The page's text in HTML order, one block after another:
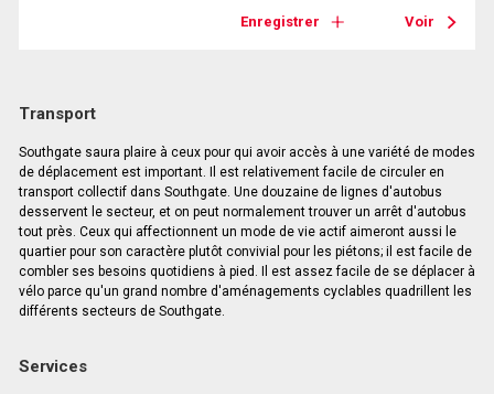
Enregistrer Voir
Transport
Southgate saura plaire à ceux pour qui avoir accès à une variété de modes
de déplacement est important. Il est relativement facile de circuler en
transport collectif dans Southgate. Une douzaine de lignes d'autobus
desservent le secteur, et on peut normalement trouver un arrêt d'autobus
tout près. Ceux qui affectionnent un mode de vie actif aimeront aussi le
quartier pour son caractère plutôt convivial pour les piétons; il est facile de
combler ses besoins quotidiens à pied. Il est assez facile de se déplacer à
vélo parce qu'un grand nombre d'aménagements cyclables quadrillent les
différents secteurs de Southgate.
Services